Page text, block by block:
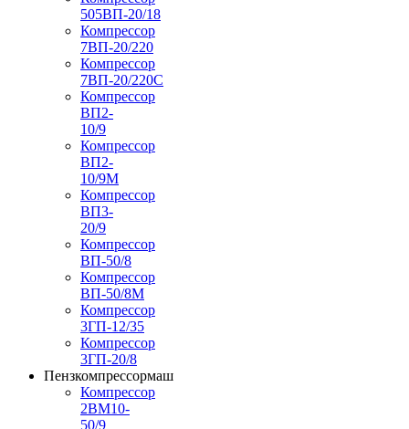
505ВП-20/18
Компрессор
7ВП-20/220
Компрессор
7ВП-20/220С
Компрессор
ВП2-
10/9
Компрессор
ВП2-
10/9М
Компрессор
ВП3-
20/9
Компрессор
ВП-50/8
Компрессор
ВП-50/8М
Компрессор
3ГП-12/35
Компрессор
3ГП-20/8
Пензкомпрессормаш
Компрессор
2ВМ10-
50/9